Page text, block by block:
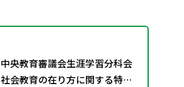
中央教育審議会生涯学習分科会
社会教育の在り方に関する特別